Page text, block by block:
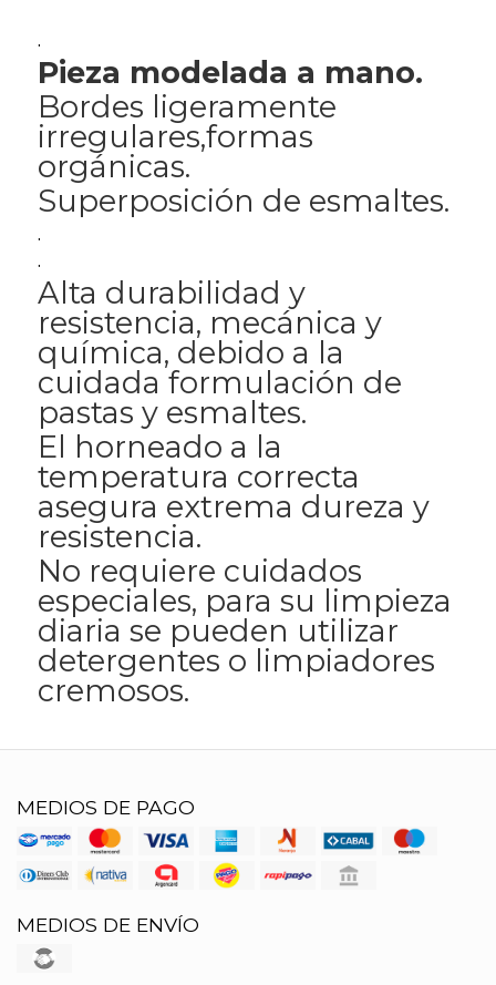
.
Pieza modelada a mano.
Bordes ligeramente
irregulares,formas
orgánicas.
Superposición de esmaltes.
.
.
Alta durabilidad y
resistencia, mecánica y
química, debido a la
cuidada formulación de
pastas y esmaltes.
El horneado a la
temperatura correcta
asegura extrema dureza y
resistencia.
No requiere cuidados
especiales, para su limpieza
diaria se pueden utilizar
detergentes o limpiadores
cremosos.
MEDIOS DE PAGO
MEDIOS DE ENVÍO